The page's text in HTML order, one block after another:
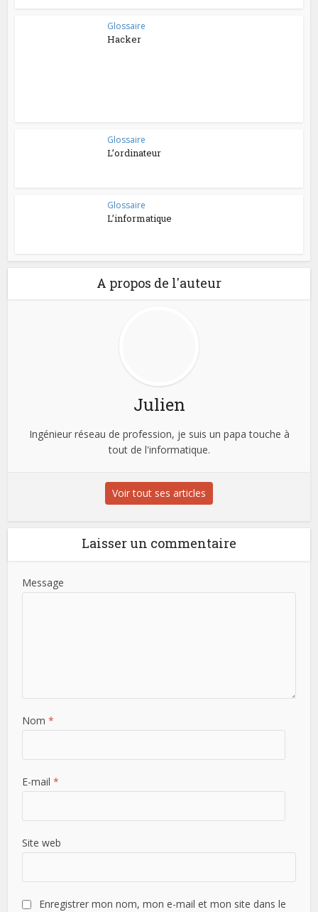
Glossaire
Hacker
Glossaire
L’ordinateur
Glossaire
L’informatique
A propos de l'auteur
Julien
Ingénieur réseau de profession, je suis un papa touche à
tout de l'informatique.
Voir tout ses articles
Laisser un commentaire
Message
Nom*
E-mail*
Site web
Enregistrer mon nom, mon e-mail et mon site dans le